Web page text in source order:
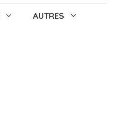
AUTRES